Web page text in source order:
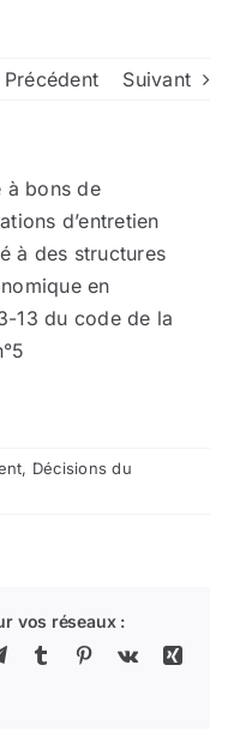
Précédent Suivant
à bons de
d’entretien
à des structures
en
13 du code de la
, Décisions du
vos réseaux :
TelegramTumblr Pinterest
Vk
Xing